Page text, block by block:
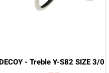
DECOY - Treble Y-S82 SIZE 3/0